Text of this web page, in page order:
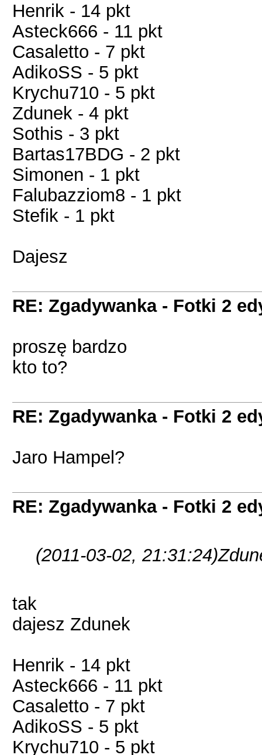
Henrik - 14 pkt
Asteck666 - 11 pkt
Casaletto - 7 pkt
AdikoSS - 5 pkt
Krychu710 - 5 pkt
Zdunek - 4 pkt
Sothis - 3 pkt
Bartas17BDG - 2 pkt
Simonen - 1 pkt
Falubazziom8 - 1 pkt
Stefik - 1 pkt
Dajesz
RE: Zgadywanka - Fotki 2
proszę bardzo
kto to?
RE: Zgadywanka - Fotki 2
Jaro Hampel?
RE: Zgadywanka - Fotki 2
(2011-03-02, 21:31:24)
tak
dajesz Zdunek
Henrik - 14 pkt
Asteck666 - 11 pkt
Casaletto - 7 pkt
AdikoSS - 5 pkt
Krychu710 - 5 pkt